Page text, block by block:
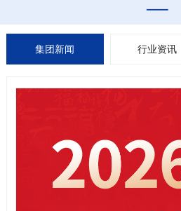
集团新闻 行业资讯